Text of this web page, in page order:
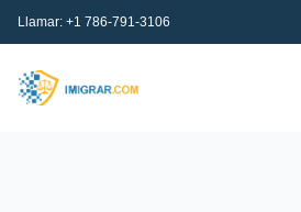
Llamar: +1 786-791-3106